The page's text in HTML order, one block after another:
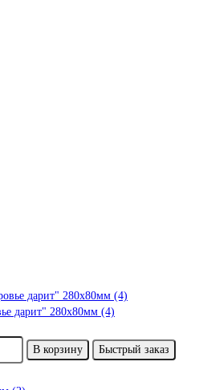
дарит" 280х80мм (4)
В корзину
Быстрый заказ